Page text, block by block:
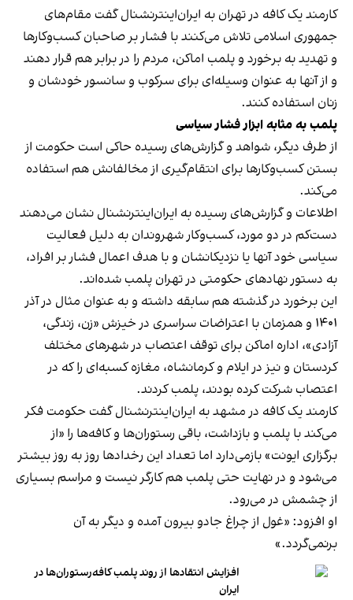
کارمند یک کافه در تهران به ایران‌اینترنشنال گفت مقام‌های
جمهوری اسلامی تلاش می‌کنند با فشار بر صاحبان کسب‌وکارها
و تهدید به برخورد و پلمب اماکن، مردم را در برابر هم قرار دهند
و از آنها به عنوان وسیله‌ای برای سرکوب و سانسور خودشان و
زنان استفاده کنند.
پلمب به مثابه ابزار فشار سیاسی
از طرف دیگر، شواهد و گزارش‌های رسیده حاکی است حکومت از
بستن کسب‌وکارها برای انتقام‌گیری از مخالفانش هم استفاده
می‌کند.
اطلاعات و گزارش‌های رسیده به ایران‌اینترنشنال نشان می‌دهند
دست‌کم در دو مورد، کسب‌وکار شهروندان به دلیل فعالیت
سیاسی خود آنها یا نزدیکانشان و با هدف اعمال فشار بر افراد،
به دستور نهادهای حکومتی در تهران پلمب شده‌اند.
این برخورد در گذشته هم سابقه داشته و به عنوان مثال در آذر
۱۴۰۱ و همزمان با اعتراضات سراسری در خیزش «زن، زندگی،
آزادی»، اداره اماکن برای توقف اعتصاب در شهرهای مختلف
کردستان و نیز در ایلام و کرمانشاه، مغازه کسبه‌ای را که در
اعتصاب شرکت کرده بودند، پلمب کردند.
کارمند یک کافه در مشهد به ایران‌اینترنشنال گفت حکومت فکر
می‌کند با پلمب و بازداشت، باقی رستوران‌ها و کافه‌ها را «از
برگزاری ایونت» بازمی‌دارد اما تعداد این رخدادها روز به روز بیشتر
می‌شود و در نهایت حتی پلمب هم کارگر نیست و مراسم بسیاری
از چشمش در می‌رود.
او افزود: «غول از چراغ جادو بیرون آمده و دیگر به آن
برنمی‎‌گردد.»
افزایش انتقادها از روند پلمب کافه‌رستوران‌ها در
ایران